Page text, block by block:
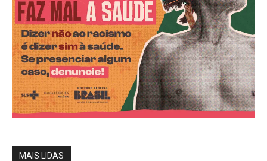
MAIS LIDAS